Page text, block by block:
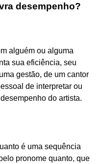
desempenho?
alguém ou alguma
sua eficiência, seu
gestão, de um cantor
de interpretar ou
do artista.
é uma sequência
pronome quanto, que